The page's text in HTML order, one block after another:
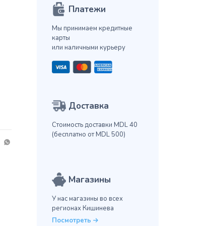
Платежи
Мы принимаем кредитные
карты
или наличными курьеру
Доставка
Стоимость доставки MDL 40
(бесплатно от MDL 500)
Магазины
У нас магазины во всех
регионах Кишинева
Посмотреть